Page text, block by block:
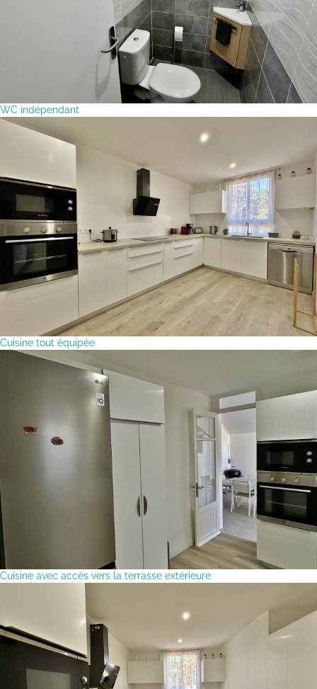
WC indépendant
Cuisine tout équipée
Cuisine avec accès vers la terrasse extérieure